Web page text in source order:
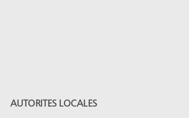
AUTORITES LOCALES